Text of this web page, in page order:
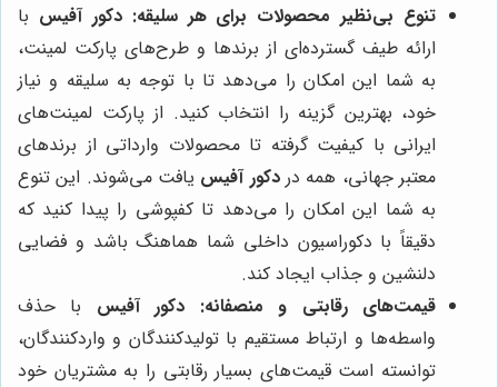
تنوع بی‌نظیر محصولات برای هر سلیقه: دکور آفیس با
ارائه طیف گسترده‌ای از برندها و طرح‌های پارکت لمینت،
به شما این امکان را می‌دهد تا با توجه به سلیقه و نیاز
خود، بهترین گزینه را انتخاب کنید. از پارکت لمینت‌های
ایرانی با کیفیت گرفته تا محصولات وارداتی از برندهای
معتبر جهانی، همه دردکور آفیس یافت می‌شوند. این تنوع
به شما این امکان را می‌دهد تا کفپوشی را پیدا کنید که
دقیقاً با دکوراسیون داخلی شما هماهنگ باشد و فضایی
دلنشین و جذاب ایجاد کند.
قیمت‌های رقابتی و منصفانه: دکور آفیس با حذف
واسطه‌ها و ارتباط مستقیم با تولیدکنندگان و واردکنندگان،
توانسته است قیمت‌های بسیار رقابتی را به مشتریان خود